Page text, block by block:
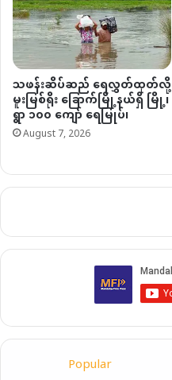
သဖန်းဆိပ်ဆည် ရေလွှတ်ထုတ်လို့
မူးမြစ်ရိုး ခြောက်မြို့နယ်ရှိ မြို့၊
ရွာ ၁၀၀ ကျော် ရေမြုပ်၊
August 7, 2026
Popular